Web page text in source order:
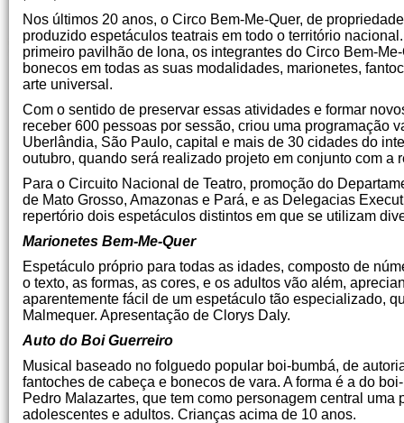
Nos últimos 20 anos, o Circo Bem-Me-Quer, de
produzido espetáculos teatrais em todo o território
primeiro pavilhão de lona, os integrantes do Circo Bem-
bonecos em todas as suas modalidades, marionetes,
arte universal.
Com o sentido de preservar essas atividades e formar
receber 600 pessoas por sessão, criou uma programação
Uberlândia, São Paulo, capital e mais de 30 cidades do
outubro, quando será realizado projeto em conjunto com a
Para o Circuito Nacional de Teatro, promoção do
de Mato Grosso, Amazonas e Pará, e as Delegacias
repertório dois espetáculos distintos em que se utilizam
Marionetes Bem-Me-Quer
Espetáculo próprio para todas as idades, composto de
o texto, as formas, as cores, e os adultos vão além,
aparentemente fácil de um espetáculo tão especializado,
Malmequer. Apresentação de Clorys Daly.
Auto do Boi Guerreiro
Musical baseado no folguedo popular boi-bumbá, de
fantoches de cabeça e bonecos de vara. A forma é a do
Pedro Malazartes, que tem como personagem central
adolescentes e adultos. Crianças acima de 10 anos.